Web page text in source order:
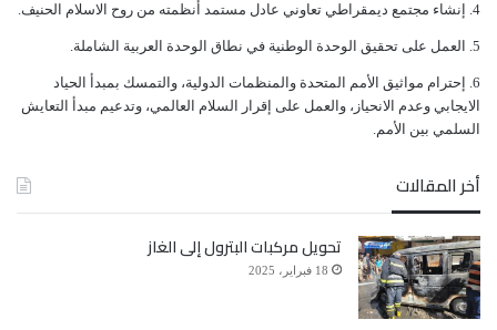
ﺇﻧﺸﺎﺀ ﻣﺠﺘﻤﻊ ﺩﻳﻤﻘﺮﺍﻃﻲ ﺗﻌﺎﻭﻧﻲ ﻋﺎﺩﻝ ﻣﺴﺘﻤﺪ ﺃﻧﻈﻤﺘﻪ ﻣﻦ ﺭﻭﺡ ﺍﻻﺳﻼﻡ ﺍﻟﺤﻨﻴﻒ.
ﺍﻟﻌﻤﻞ ﻋﻠﻰ ﺗﺤﻘﻴﻖ ﺍﻟﻮﺣﺪﺓ ﺍﻟﻮﻃﻨﻴﺔ ﻓﻲ ﻧﻄﺎﻕ ﺍﻟﻮﺣﺪﺓ ﺍﻟﻌﺮﺑﻴﺔ ﺍﻟﺸﺎﻣﻠﺔ.
ﺇﺣﺘﺮﺍﻡ ﻣﻮﺍﺛﻴﻖ الأﻣﻢ ﺍﻟﻤﺘﺤﺪﺓ ﻭﺍﻟﻤﻨﻈﻤﺎﺕ ﺍﻟﺪﻭﻟﻴﺔ، ﻭﺍﻟﺘﻤﺴﻚ ﺑﻤﺒﺪﺃ ﺍﻟﺤﻴﺎﺩ
ﺍﻻﻳﺠﺎﺑﻲ ﻭﻋﺪﻡ ﺍﻻﻧﺤﻴﺎﺯ، ﻭﺍﻟﻌﻤﻞ ﻋﻠﻰ ﺇﻗﺮﺍﺭ ﺍﻟﺴﻼﻡ ﺍﻟﻌﺎﻟﻤﻲ، ﻭﺗﺪﻋﻴﻢ ﻣﺒﺪﺃ ﺍﻟﺘﻌﺎﻳﺶ
ﺍﻟﺴﻠﻤﻲ ﺑﻴﻦ ﺍﻷﻣﻢ.
أخر المقالات
تحويل مركبات البترول إلى الغاز
18 فبراير، 2025